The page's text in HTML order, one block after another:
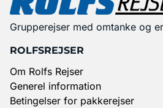
Grupperejser med omtanke og
ROLFSREJSER
Om Rolfs Rejser
Generel information
Betingelser for pakkerejser